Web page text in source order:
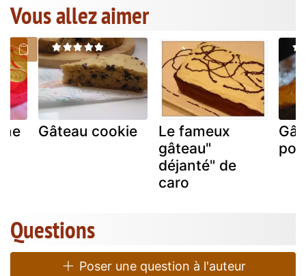
Vous allez aimer
Gâteau cookie
Le fameux
gâteau"
déjanté" de
caro
Questions
Poser une question à l'auteur